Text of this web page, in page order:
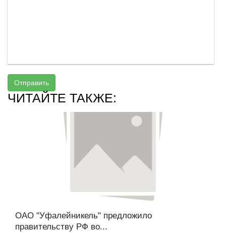
Отправить
ЧИТАЙТЕ ТАКЖЕ:
ОАО "Уфалейникель" предложило
правительству РФ во...